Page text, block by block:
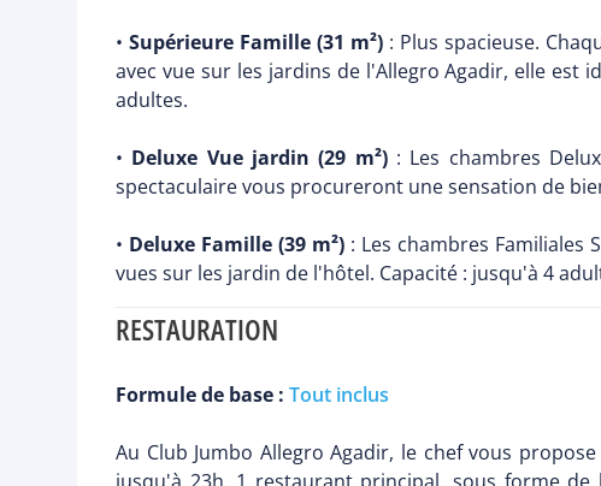
• Supérieure Famille (31 m²) : Plus spacieuse.
avec vue sur les jardins de l'Allegro Agadir, elle est
adultes.
• Deluxe Vue jardin (29 m²): Les chambres
spectaculaire vous procureront une sensation de
• Deluxe Famille (39 m²) : Les chambres Familiales
vues sur les jardin de l'hôtel. Capacité : jusqu'à 4
RESTAURATION
Formule de base : Tout inclus
Au Club Jumbo Allegro Agadir, le chef vous